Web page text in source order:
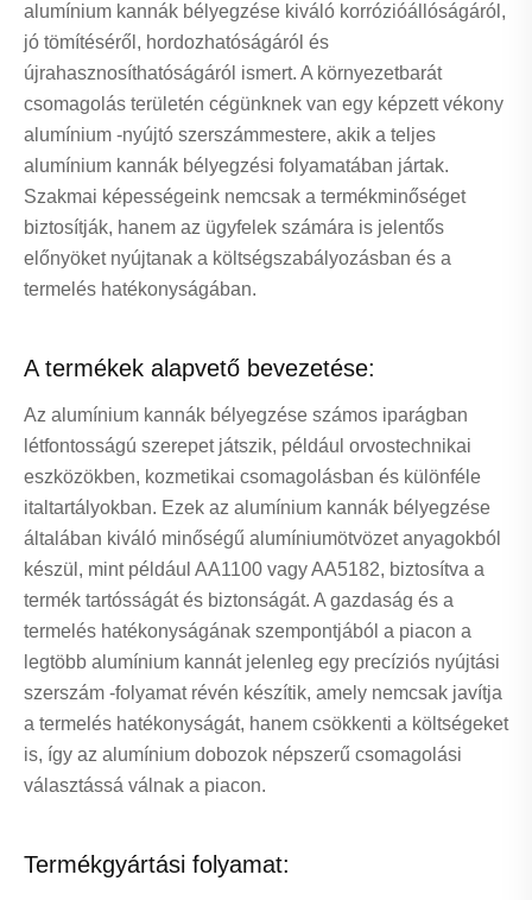
alumínium kannák bélyegzése kiváló korrózióállóságáról,
jó tömítéséről, hordozhatóságáról és
újrahasznosíthatóságáról ismert. A környezetbarát
csomagolás területén cégünknek van egy képzett vékony
alumínium -nyújtó szerszámmestere, akik a teljes
alumínium kannák bélyegzési folyamatában jártak.
Szakmai képességeink nemcsak a termékminőséget
biztosítják, hanem az ügyfelek számára is jelentős
előnyöket nyújtanak a költségszabályozásban és a
termelés hatékonyságában.
A termékek alapvető bevezetése:
Az alumínium kannák bélyegzése számos iparágban
létfontosságú szerepet játszik, például orvostechnikai
eszközökben, kozmetikai csomagolásban és különféle
italtartályokban. Ezek az alumínium kannák bélyegzése
általában kiváló minőségű alumíniumötvözet anyagokból
készül, mint például AA1100 vagy AA5182, biztosítva a
termék tartósságát és biztonságát. A gazdaság és a
termelés hatékonyságának szempontjából a piacon a
legtöbb alumínium kannát jelenleg egy precíziós nyújtási
szerszám -folyamat révén készítik, amely nemcsak javítja
a termelés hatékonyságát, hanem csökkenti a költségeket
is, így az alumínium dobozok népszerű csomagolási
választássá válnak a piacon.
Termékgyártási folyamat: